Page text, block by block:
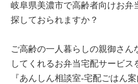
岐阜県美濃市で高齢者向けお弁
探しておられますか？
ご高齢の一人暮らしの親御さん
してくれるお弁当宅配サービス
『あんしん相談室‐宅配ごはん